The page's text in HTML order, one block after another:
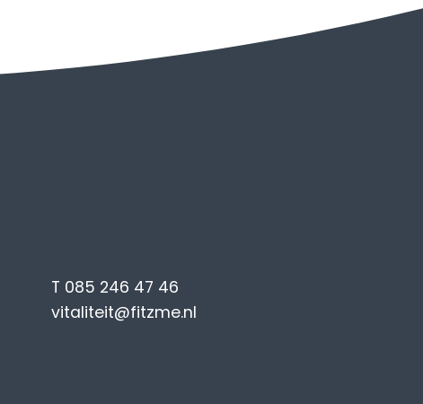
T 085 246 47 46
vitaliteit@fitzme.nl